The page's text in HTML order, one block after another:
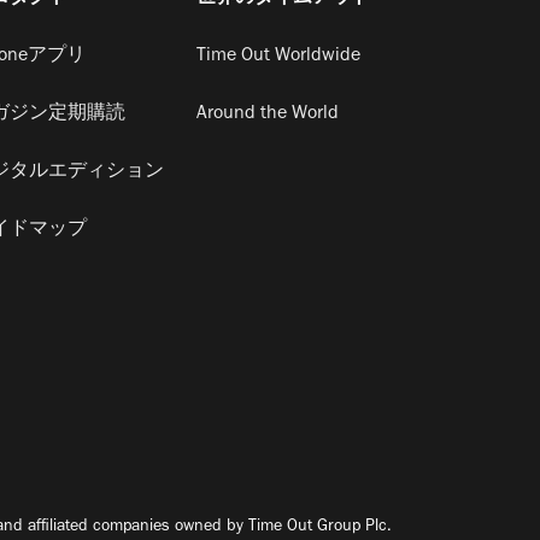
アプリ
ジン定期購読
タルエディション
ドマップ
Time Out Worldwide
Around the World
affiliated companies owned by Time Out Group Plc.